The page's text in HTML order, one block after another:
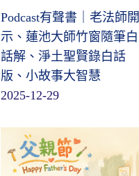
Podcast有聲書｜老法師開
示、蓮池大師竹窗隨筆白
話解、淨土聖賢錄白話
版、小故事大智慧
2025-12-29